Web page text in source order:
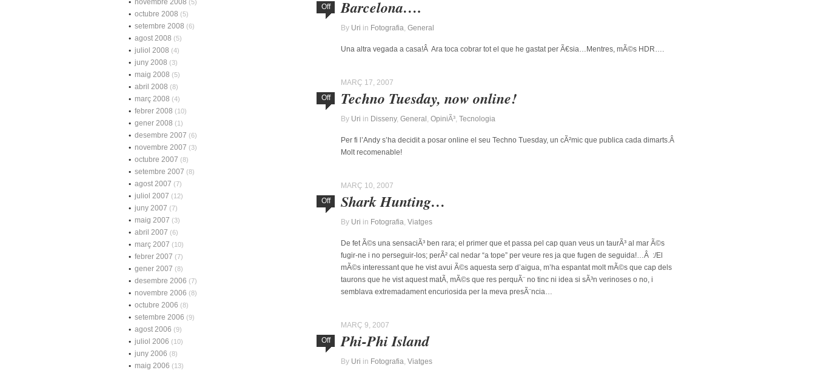
Off
Barcelona….
By Uri in Fotografia, General
Una altra vegada a casa!Â Ara toca cobrar tot el que he gastat per Ã€sia…Mentres, mÃ©s HDR….
MARÇ 17, 2007
Off
Techno Tuesday, now online!
By Uri in Disseny, General , OpiniÃ³, Tecnologia
Per fi l’Andy s’ha decidit a posar online el seu Techno Tuesday, un cÃ²mic que publica cada dimarts.Â
Molt recomenable!
MARÇ 10, 2007
Off
Shark Hunting…
By Uri in Fotografia, Viatges
De fet Ã©s una sensaciÃ³ ben rara; el primer que et passa pel cap quan veus un taurÃ³ al mar Ã©s
fugir-ne i no perseguir-los; perÃ² cal nedar “a tope” per veure res ja que fugen de seguida!…Â :/El
mÃ©s interessant que he vist avui Ã©s aquesta serp d’aigua, m’ha espantat molt mÃ©s que cap dels
taurons que he vist aquest matÃ­, mÃ©s que res perquÃ¨ no tinc ni idea si sÃ³n verinoses o no, i
semblava extremadament encuriosida per la meva presÃ¨ncia…
MARÇ 9, 2007
Off
Phi-Phi Island
By Uri in Fotografia, Viatges
novembre 2008 (5)
octubre 2008 (5)
setembre 2008 (6)
agost 2008 (5)
juliol 2008 (4)
juny 2008 (3)
maig 2008 (5)
abril 2008 (8)
març 2008 (4)
febrer 2008 (10)
gener 2008 (1)
desembre 2007 (6)
novembre 2007 (3)
octubre 2007 (8)
setembre 2007 (8)
agost 2007 (7)
juliol 2007 (12)
juny 2007 (7)
maig 2007 (3)
abril 2007 (6)
març 2007 (10)
febrer 2007 (7)
gener 2007 (8)
desembre 2006 (7)
novembre 2006 (8)
octubre 2006 (8)
setembre 2006 (9)
agost 2006 (9)
juliol 2006 (10)
juny 2006 (8)
maig 2006 (13)